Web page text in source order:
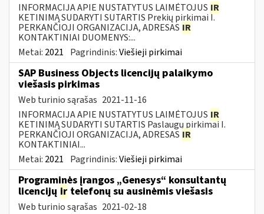
INFORMACIJA APIE NUSTATYTUS LAIMĖTOJUS IR
KETINIMĄ SUDARYTI SUTARTIS Prekių pirkimai I.
PERKANČIOJI ORGANIZACIJA, ADRESAS IR
KONTAKTINIAI DUOMENYS:...
Metai: 2021 Pagrindinis:Viešieji pirkimai
SAP Business Objects licencijų palaikymo
viešasis pirkimas
Web turinio sąrašas 2021-11-16
INFORMACIJA APIE NUSTATYTUS LAIMĖTOJUS IR
KETINIMĄ SUDARYTI SUTARTIS Paslaugų pirkimai I.
PERKANČIOJI ORGANIZACIJA, ADRESAS IR
KONTAKTINIAI...
Metai: 2021 Pagrindinis:Viešieji pirkimai
Programinės įrangos „Genesys“ konsultantų
licencijų ir telefonų su ausinėmis viešasis
Web turinio sąrašas 2021-02-18